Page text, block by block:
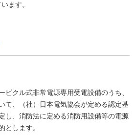
ます。
ビクル式非常電源専用受電設備のうち、
て、（社）日本電気協会が定める認定基
し、消防法に定める消防用設備等の電源
とします。